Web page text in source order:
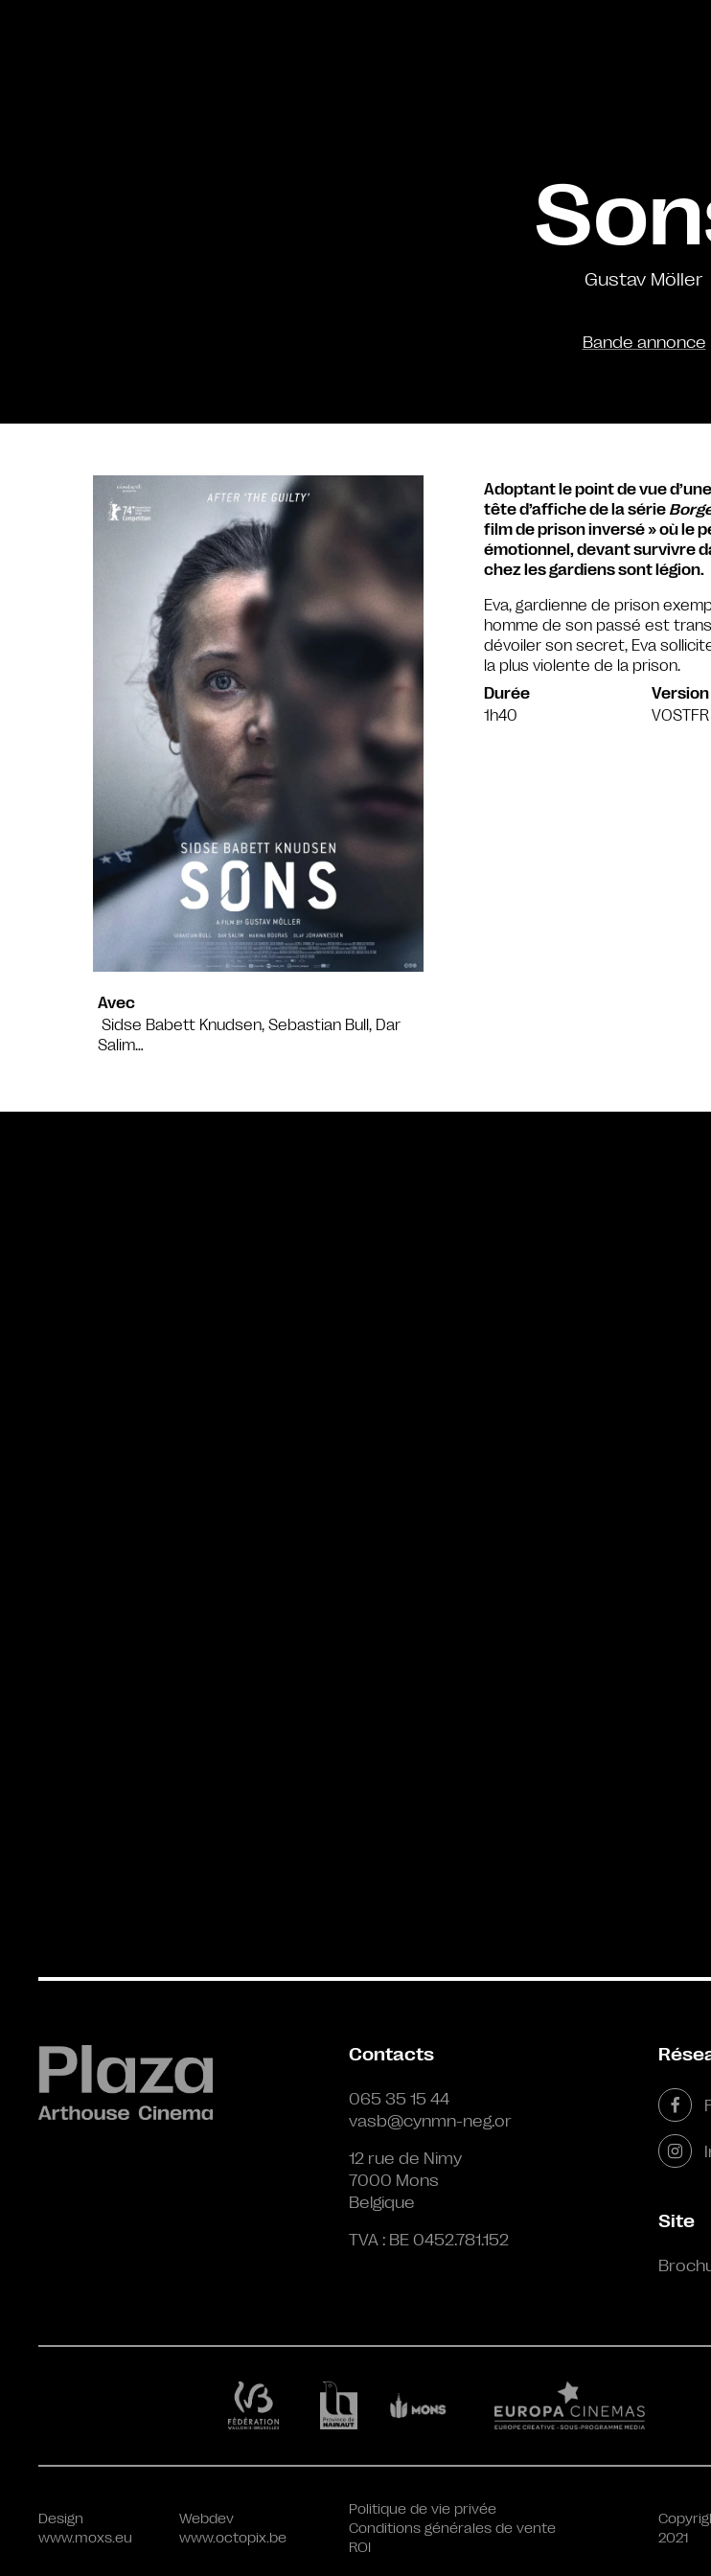
Gustav Möller
Bande annonce
Avec
Sidse Babett Knudsen, Sebastian Bull, Dar
Salim…
Adoptant le point de vue
tête d’affiche de la série
film de prison inversé » où le
émotionnel, devant survivre
chez les gardiens sont légion.
Eva, gardienne de prison
homme de son passé est
dévoiler son secret, Eva
la plus violente de la prison.
Durée
1h40
Version
VOSTFR
Contacts
065 35 15 44
vasb@cynmn-neg.or
12 rue de Nimy
7000 Mons
Belgique
TVA : BE 0452.781.152
Site
Design
www.moxs.eu
Webdev
www.octopix.be
Politique de vie privée
Conditions générales de vente
ROI
2021